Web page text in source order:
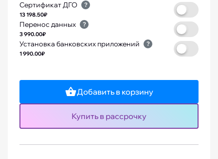
Сертификат ДГО ?
13 198.50₽
Перенос данных ?
3 990.00₽
Установка банковских приложений ?
1 990.00₽
Добавить в корзину
Купить в рассрочку